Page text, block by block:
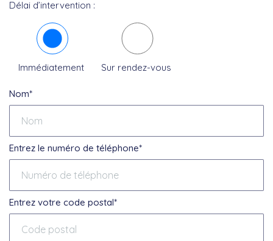
Délai d’intervention :
Immédiatement Sur rendez-vous
Nom*
Entrez le numéro de téléphone*
Entrez votre code postal*